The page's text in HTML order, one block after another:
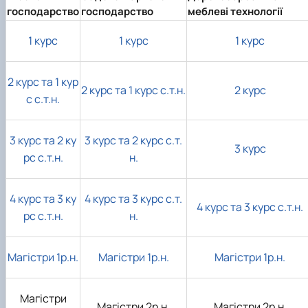
господарствогосподарство
меблеві технології
1 курс 1 курс 1 курс
2 курс та 1 кур
с с.т.н.
2 курс та 1 курс с.т.н. 2 курс
3 курс та 2 ку
рс с.т.н.
3 курс та 2 курс с.т.
н.
3 курс
4 курс та 3 ку
рс с.т.н.
4 курс та 3 курс с.т.
н.
4 курс та 3 курс с.т.н.
Магістри 1р.н. Магістри 1р.н. Магістри 1р.н.
Магістри